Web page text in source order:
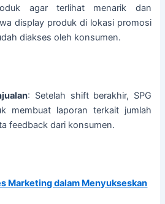
agar terlihat menarik dan
display produk di lokasi promosi
diakses oleh konsumen.
: Setelah shift berakhir, SPG
membuat laporan terkait jumlah
feedback dari konsumen.
Marketing dalam Menyukseskan